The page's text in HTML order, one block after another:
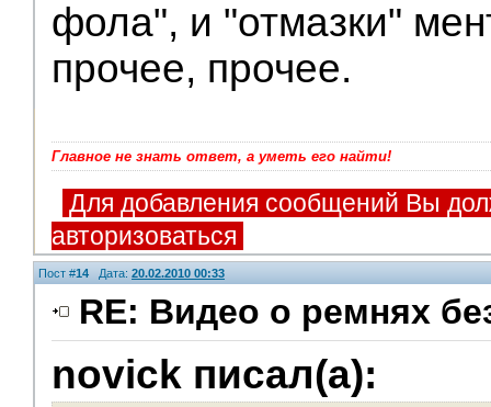
фола", и "отмазки"
прочее, прочее.
Главное не знать ответ, а уметь его найти!
Для добавления сообщений Вы
авторизоваться
Пост #14Дата: 20.02.2010 00:33
RE: Видео о ремнях
novick писал(а):